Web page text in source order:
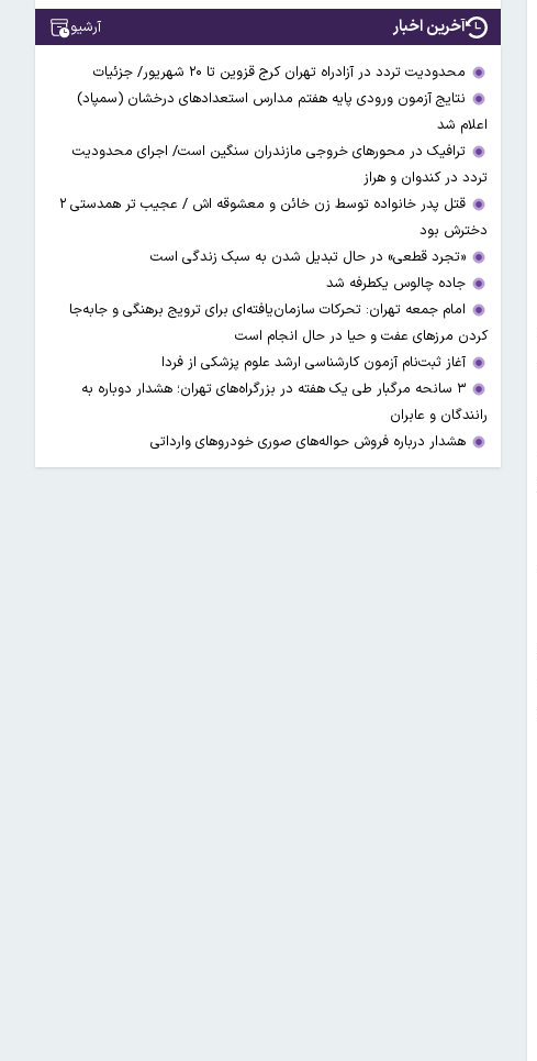
آخرین اخبار آرشیو
محدودیت تردد در آزادراه تهران کرج قزوین تا ۲۰ شهریور/ جزئیات
نتایج آزمون ورودی پایه هفتم مدارس استعدادهای درخشان (سمپاد)
اعلام شد
ترافیک در محورهای خروجی مازندران سنگین است/ اجرای محدودیت
تردد در کندوان و هراز
قتل پدر خانواده توسط زن خائن و معشوقه اش / عجیب تر همدستی ۲
دخترش بود
«تجرد قطعی» در حال تبدیل شدن به سبک زندگی است
جاده چالوس یکطرفه شد
امام جمعه تهران: تحرکات سازمان‌یافته‌ای برای ترویج برهنگی و جابه‌جا
کردن مرزهای عفت و حیا در حال انجام است
آغاز ثبت‌نام‌ آزمون کارشناسی ارشد علوم پزشکی از فردا
۳ سانحه مرگبار طی یک هفته در بزرگراه‌های تهران؛ هشدار دوباره به
رانندگان و عابران
هشدار درباره فروش حواله‌های صوری خودروهای وارداتی